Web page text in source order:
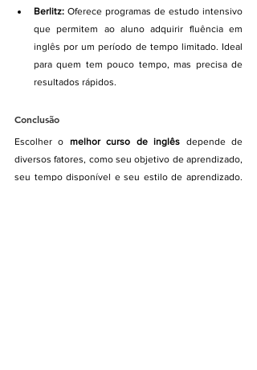
Berlitz: Oferece programas de estudo intensivo
que permitem ao aluno adquirir fluência em
inglês por um período de tempo limitado. Ideal
para quem tem pouco tempo, mas precisa de
resultados rápidos.
Conclusão
Escolher o melhor curso de inglês depende de
diversos fatores, como seu objetivo de aprendizado,
seu tempo disponível e seu estilo de aprendizado.